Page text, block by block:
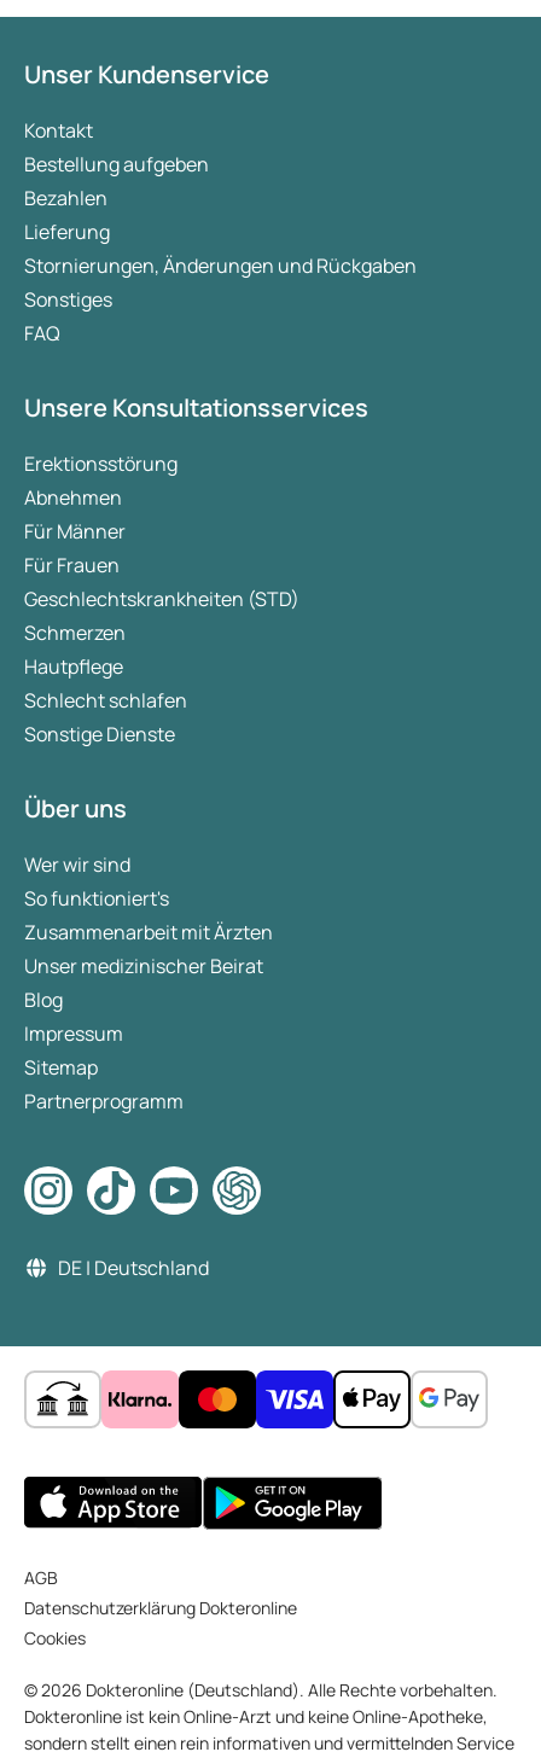
Unser Kundenservice
Kontakt
Bestellung aufgeben
Bezahlen
Lieferung
Stornierungen, Änderungen und Rückgaben
Sonstiges
FAQ
Unsere Konsultationsservices
Erektionsstörung
Abnehmen
Für Männer
Für Frauen
Geschlechtskrankheiten (STD)
Schmerzen
Hautpflege
Schlecht schlafen
Sonstige Dienste
Über uns
Wer wir sind
So funktioniert's
Zusammenarbeit mit Ärzten
Unser medizinischer Beirat
Blog
Impressum
Sitemap
Partnerprogramm
DE | Deutschland
AGB
Datenschutzerklärung Dokteronline
Cookies
© 2026 Dokteronline (Deutschland). Alle Rechte vorbehalten.
Dokteronline ist kein Online-Arzt und keine Online-Apotheke,
sondern stellt einen rein informativen und vermittelnden Service